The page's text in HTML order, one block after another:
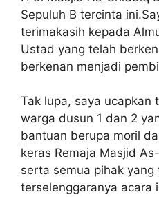
Sepuluh B tercinta
terimakasih kepada
Ustad yang telah
berkenan menjadi
Tak lupa, saya ucapkan
warga dusun 1 dan 2
bantuan berupa moril
keras Remaja Masjid
serta semua pihak
terselenggaranya acara